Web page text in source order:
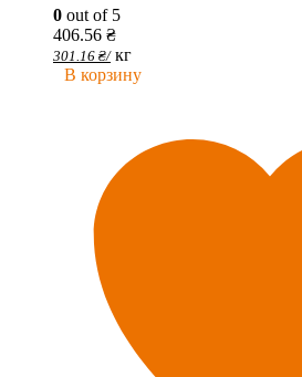
0 out of 5
406.56 ₴
301.16 ₴/ кг
В корзину